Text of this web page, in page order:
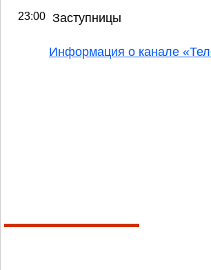
23:00 Заступницы
Информация о канале